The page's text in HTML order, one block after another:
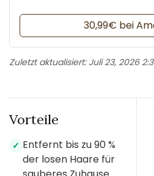
30,99€ bei
Zuletzt aktualisiert: Juli 23, 2026
Vorteile
✓ Entfernt bis zu 90 %
der losen Haare für